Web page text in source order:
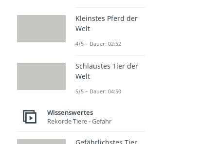
Kleinstes Pferd der
Welt
4/5 – Dauer: 02:52
Schlaustes Tier der
Welt
5/5 – Dauer: 04:50
Wissenswertes
Rekorde Tiere - Gefahr
Gefährlichstes Tier